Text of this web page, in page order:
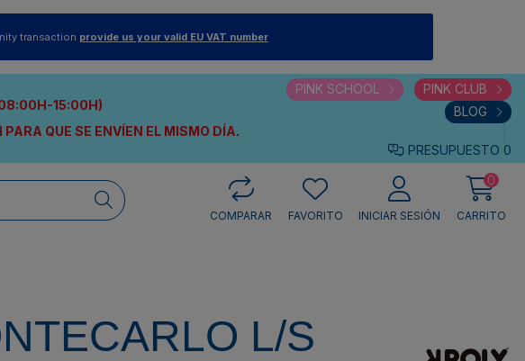
transaction provide us your valid EU VAT number
08:00H-15:00H)
PARA QUE SE ENVÍEN EL MISMO DÍA.
PINK SCHOOL
PINK CLUB
BLOG
PRESUPUESTO 0
COMPARAR
FAVORITO INICIAR SESIÓN
0
CARRITO
L/S